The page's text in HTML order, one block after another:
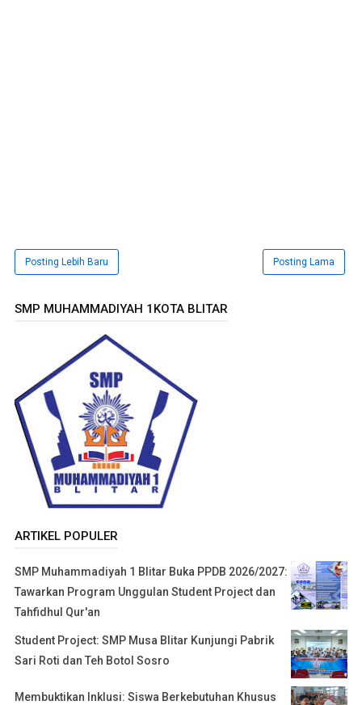
Posting Lebih Baru Posting Lama
SMP MUHAMMADIYAH 1KOTA BLITAR
ARTIKEL POPULER
SMP Muhammadiyah 1 Blitar Buka PPDB 2026/2027:
Tawarkan Program Unggulan Student Project dan
Tahfidhul Qur'an
Student Project: SMP Musa Blitar Kunjungi Pabrik
Sari Roti dan Teh Botol Sosro
Membuktikan Inklusi: Siswa Berkebutuhan Khusus